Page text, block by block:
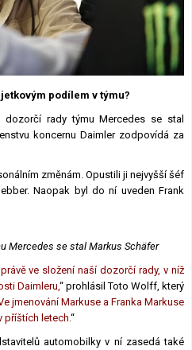
Lexikon F1
podílem v týmu?
rady týmu Mercedes se stal
koncernu Daimler zodpovídá za
změnám. Opustili ji nejvyšší šéf
Naopak byl do ní uveden Frank
Mercedes se stal Markus Schäfer
ve složení naší dozorčí rady, v níž
Daimleru,“ prohlásil Toto Wolff, který
jmenování Markuse a Franka Markuse
příštích letech.“
automobilky v ní zasedá také